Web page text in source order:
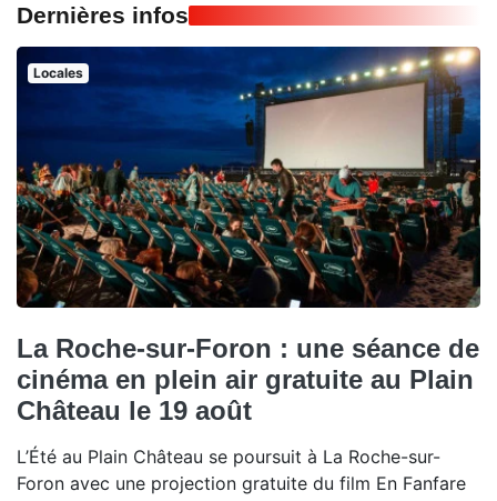
Dernières infos
Locales
La Roche-sur-Foron : une séance de
cinéma en plein air gratuite au Plain
Château le 19 août
L’Été au Plain Château se poursuit à La Roche-sur-
Foron avec une projection gratuite du film En Fanfare